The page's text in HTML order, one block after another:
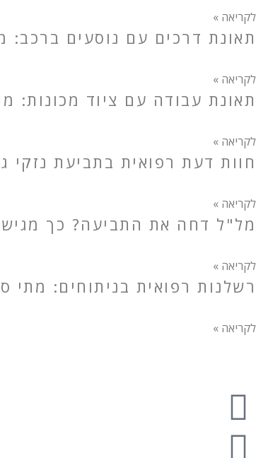
לקריאה »
תאונת דרכים עם נוסעים ברכב:
לקריאה »
תאונת עבודה עם ציוד מכונות:
לקריאה »
חוות דעת רפואית בתביעת נזקי
לקריאה »
מל"ל דחה את התביעה? כך
לקריאה »
רשלנות רפואית בניתוחים: מתי
לקריאה »